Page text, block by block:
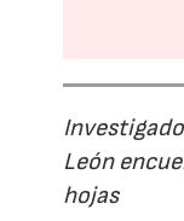
León
hojas